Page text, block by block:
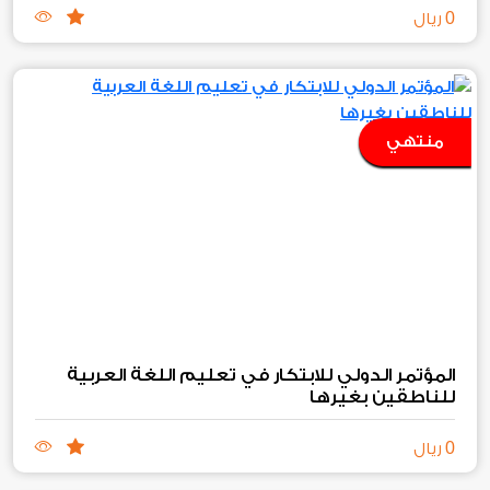
0 ريال
منتهي
المؤتمر الدولي للابتكار في تعليم اللغة العربية
للناطقين بغيرها
0 ريال